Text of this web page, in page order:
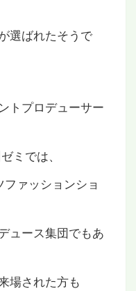
選ばれたそうで
トプロデューサー
ミでは、
ァッションショ
ュース集団でもあ
場された方も